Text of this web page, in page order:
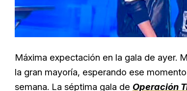
Máxima expectación en la gala de ayer.
la gran mayoría, esperando ese
semana. La séptima gala de Operación